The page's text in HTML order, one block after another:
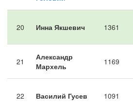
20 Инна Якшевич 1361
21
Александр
Мархель
1169
22 Василий Гусев 1091